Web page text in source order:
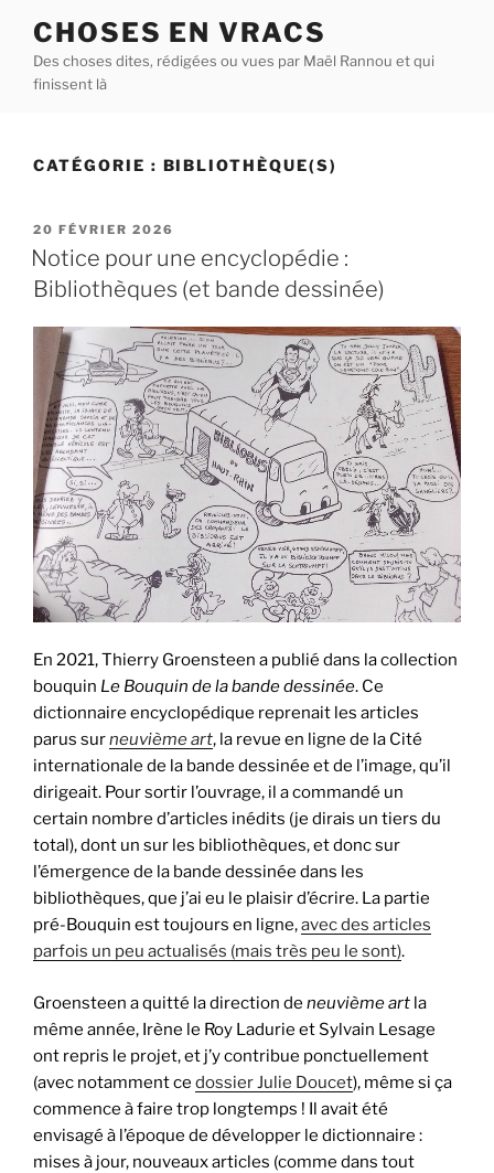
contenu
principal
CHOSES EN VRACS
Des choses dites, rédigées ou vues par Maël Rannou et qui
finissent là
CATÉGORIE : BIBLIOTHÈQUE(S)
PUBLIÉ
LE
20 FÉVRIER 2026
Notice pour une encyclopédie :
Bibliothèques (et bande dessinée)
En 2021, Thierry Groensteen a publié dans la collection
bouquin Le Bouquin de la bande dessinée. Ce
dictionnaire encyclopédique reprenait les articles
parus surneuvième art, la revue en ligne de la Cité
internationale de la bande dessinée et de l’image, qu’il
dirigeait. Pour sortir l’ouvrage, il a commandé un
certain nombre d’articles inédits (je dirais un tiers du
total), dont un sur les bibliothèques, et donc sur
l’émergence de la bande dessinée dans les
bibliothèques, que j’ai eu le plaisir d’écrire. La partie
pré-Bouquin est toujours en ligne,avec des articles
parfois un peu actualisés (mais très peu le sont).
Groensteen a quitté la direction de neuvième art la
même année, Irène le Roy Ladurie et Sylvain Lesage
ont repris le projet, et j’y contribue ponctuellement
(avec notamment ce dossier Julie Doucet), même si ça
commence à faire trop longtemps ! Il avait été
envisagé à l’époque de développer le dictionnaire :
mises à jour, nouveaux articles (comme dans tout